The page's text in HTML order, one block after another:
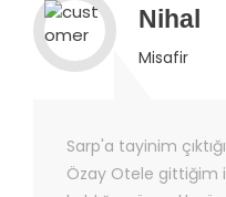
Nihal
Misafir
Sarp'a tayinim
Özay Otele gittiğim